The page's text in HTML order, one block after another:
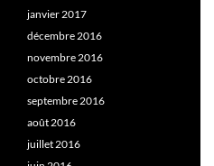
janvier 2017
décembre 2016
novembre 2016
octobre 2016
septembre 2016
août 2016
juillet 2016